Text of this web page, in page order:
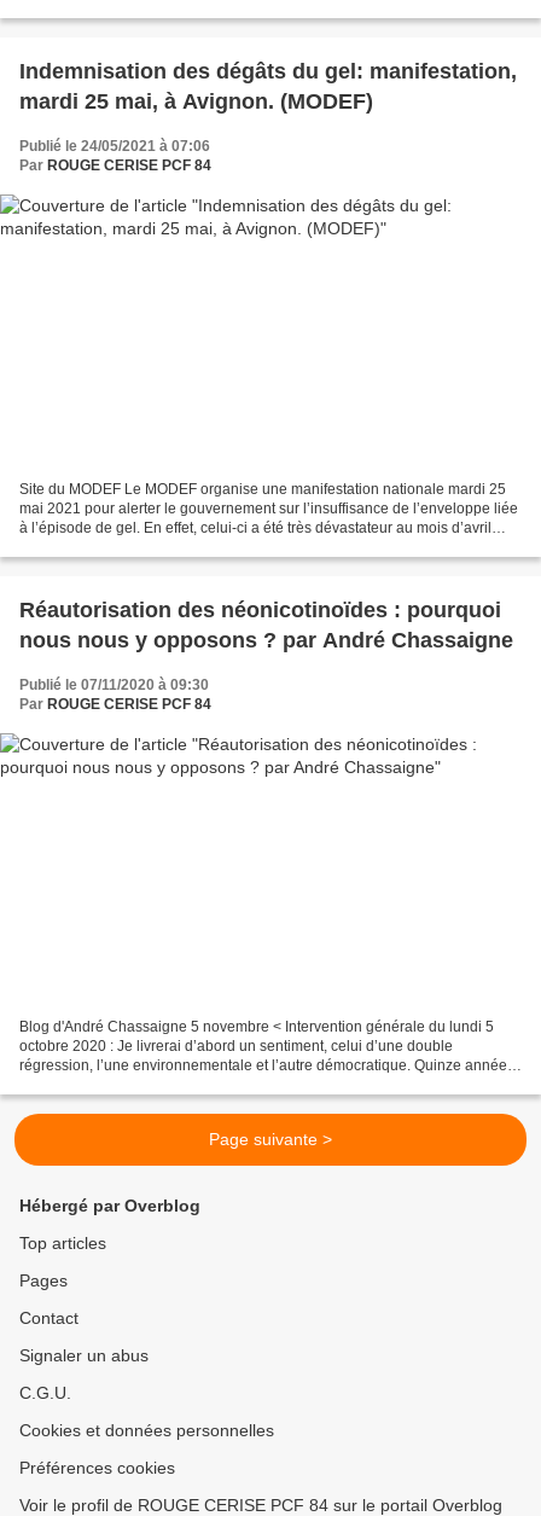
Indemnisation des dégâts du gel: manifestation,
mardi 25 mai, à Avignon. (MODEF)
Publié le 24/05/2021 à 07:06
Par ROUGE CERISE PCF 84
Site du MODEF Le MODEF organise une manifestation nationale mardi 25
mai 2021 pour alerter le gouvernement sur l’insuffisance de l’enveloppe liée
à l’épisode de gel. En effet, celui-ci a été très dévastateur au mois d’avril
Réautorisation des néonicotinoïdes : pourquoi
nous nous y opposons ? par André Chassaigne
Publié le 07/11/2020 à 09:30
Par ROUGE CERISE PCF 84
Blog d'André Chassaigne 5 novembre < Intervention générale du lundi 5
octobre 2020 : Je livrerai d’abord un sentiment, celui d’une double
régression, l’une environnementale et l’autre démocratique. Quinze années
Page suivante >
Hébergé par Overblog
Top articles
Pages
Contact
Signaler un abus
C.G.U.
Cookies et données personnelles
Préférences cookies
Voir le profil de ROUGE CERISE PCF 84 sur le portail Overblog